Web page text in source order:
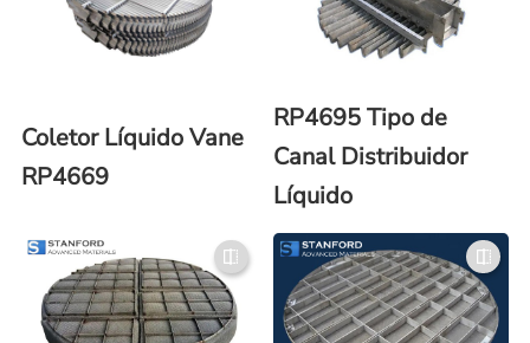
Coletor Líquido Vane
RP4669
RP4695 Tipo de
Canal Distribuidor
Líquido